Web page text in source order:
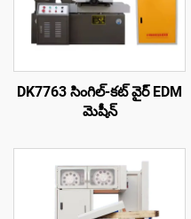
DK7763 సింగిల్-కట్ వైర్ EDM
మెషీన్